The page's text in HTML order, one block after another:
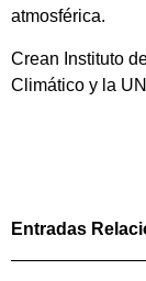
atmosférica.
Crean Instituto
Climático y la
Entradas